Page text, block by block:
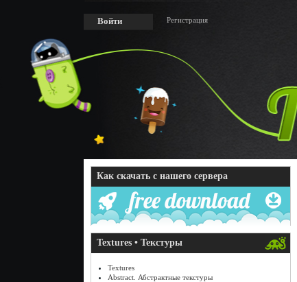
Войти Регистрация
Как скачать с нашего сервера
Textures • Текстуры
Textures
Abstract. Абстрактные текстуры